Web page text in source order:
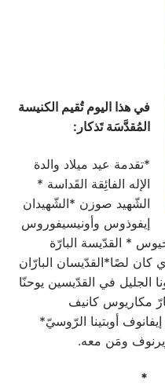
في هذا اليوم تُقيم الكنيسة
المُقدَّسَة تَذكار:
*تقدمة عيد ميلاد والدة
الإله الفائِقة القَداسة *
الشّهيد صوزن *الشّهيدان
إيفوذوس وأونيسيفوروس
* القدّيسة البارّة
كان لصًا*القدّيسان البارّان
الجليل في القدّيسين يوحنّا
مكاريوس كانيف
أوبتينا الرّوسيّ*
ومَن معه.
*